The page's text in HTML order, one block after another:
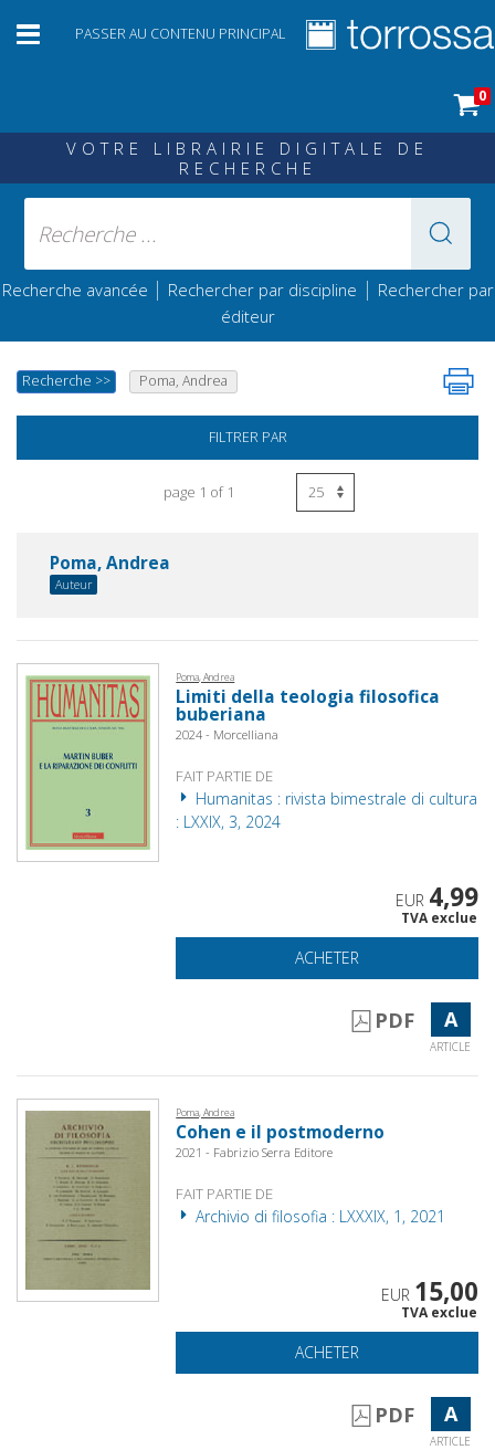
PASSER AU CONTENU PRINCIPAL
0
VOTRE LIBRAIRIE DIGITALE DE
RECHERCHE
Recherche avancée | Rechercher par discipline | Rechercher par
éditeur
Recherche >> Poma, Andrea
FILTRER PAR
page 1 of 1
Poma, Andrea
Auteur
Poma, Andrea
Limiti della teologia filosofica
buberiana
2024 - Morcelliana
FAIT PARTIE DE
Humanitas : rivista bimestrale di cultura
: LXXIX, 3, 2024
EUR 4,99
TVA exclue
ACHETER
PDF A
ARTICLE
Poma, Andrea
Cohen e il postmoderno
2021 - Fabrizio Serra Editore
FAIT PARTIE DE
Archivio di filosofia : LXXXIX, 1, 2021
EUR 15,00
TVA exclue
ACHETER
PDF A
ARTICLE